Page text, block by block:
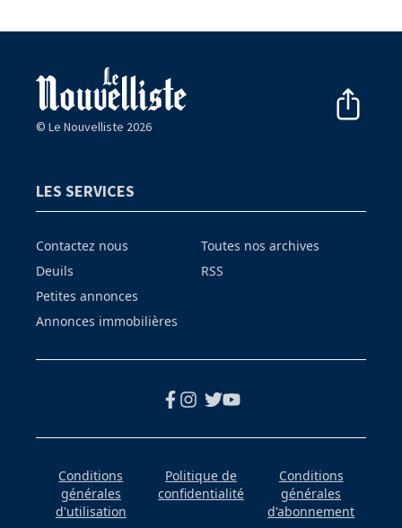
© Le Nouvelliste 2026
LES SERVICES
Contactez nous
Deuils
Petites annonces
Annonces immobilières
Toutes nos archives
RSS
Conditions
générales
d'utilisation
Politique de
confidentialité
Conditions
générales
d'abonnement